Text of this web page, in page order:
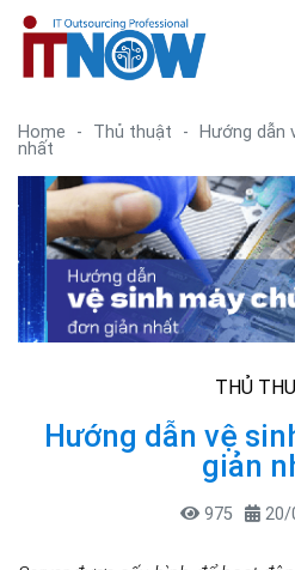
Home - Thủ thuật -
Hướng dẫn
nhất
THỦ
Hướng dẫn vệ
giản
975 20/